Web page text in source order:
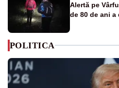
Alertă pe
de 80 de ani
POLITICA